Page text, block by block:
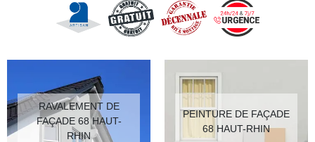
RAVALEMENT DE
FAÇADE 68 HAUT-
RHIN
PEINTURE DE FAÇADE
68 HAUT-RHIN